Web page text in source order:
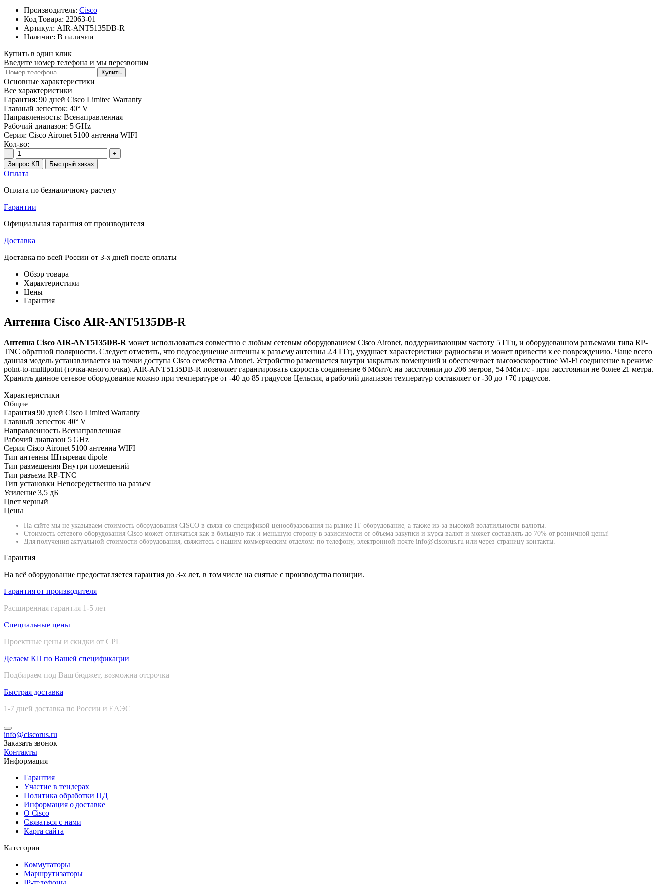
Производитель: Cisco
Код Товара: 22063-01
Артикул: AIR-ANT5135DB-R
Наличие: В наличии
Купить в один клик
Введите номер телефона и мы перезвоним
Купить
Основные характеристики
Все характеристики
Гарантия: 90 дней Cisco Limited Warranty
Главный лепесток: 40° V
Направленность: Всенаправленная
Рабочий диапазон: 5 GHz
Серия: Cisco Aironet 5100 антенна WIFI
Кол-во:
-
+
Запрос КП
Быстрый заказ
Оплата
Оплата по безналичному расчету
Гарантии
Официальная гарантия от производителя
Доставка
Доставка по всей России от 3-х дней после оплаты
Обзор товара
Характеристики
Цены
Гарантия
Антенна Cisco AIR-ANT5135DB-R
Антенна Cisco AIR-ANT5135DB-R может использоваться совместно с любым сетевым оборудованием Cisco Aironet, поддерживающим частоту 5 ГГц, и оборудованном разъемами типа RP-
TNC обратной полярности. Следует отметить, что подсоединение антенны к разъему антенны 2.4 ГГц, ухудшает характеристики радиосвязи и может привести к ее повреждению. Чаще всего
данная модель устанавливается на точки доступа Cisco семейства Aironet. Устройство размещается внутри закрытых помещений и обеспечивает высокоскоростное Wi-Fi соединение в режиме
point-to-multipoint (точка-многоточка). AIR-ANT5135DB-R позволяет гарантировать скорость соединение 6 Мбит/с на расстоянии до 206 метров, 54 Мбит/с - при расстоянии не более 21 метра.
Хранить данное сетевое оборудование можно при температуре от -40 до 85 градусов Цельсия, а рабочий диапазон температур составляет от -30 до +70 градусов.
Характеристики
Общие
Гарантия 90 дней Cisco Limited Warranty
Главный лепесток 40° V
Направленность Всенаправленная
Рабочий диапазон 5 GHz
Серия Cisco Aironet 5100 антенна WIFI
Тип антенны Штыревая dipole
Тип размещения Внутри помещений
Тип разъема RP-TNC
Тип установки Непосредственно на разъем
Усиление 3,5 дБ
Цвет черный
Цены
На сайте мы не указываем стоимость оборудования CISCO в связи со спецификой ценообразования на рынке IT оборудование, а также из-за высокой волатильности валюты.
Стоимость сетевого оборудования Cisco может отличаться как в большую так и меньшую сторону в зависимости от объема закупки и курса валют и может составлять до 70% от розничной цены!
Для получения актуальной стоимости оборудования, свяжитесь с нашим коммерческим отделом: по телефону, электронной почте info@ciscorus.ru или через страницу контакты.
Гарантия
На всё оборудование предоставляется гарантия до 3-х лет, в том числе на снятые с производства позиции.
Гарантия от производителя
Расширенная гарантия 1-5 лет
Специальные цены
Проектные цены и скидки от GPL
Делаем КП по Вашей спецификации
Подбираем под Ваш бюджет, возможна отсрочка
Быстрая доставка
1-7 дней доставка по России и ЕАЭС
info@ciscorus.ru
Заказать звонок
Контакты
Информация
Гарантия
Участие в тендерах
Политика обработки ПД
Информация о доставке
О Cisco
Связаться с нами
Карта сайта
Категории
Коммутаторы
Маршрутизаторы
IP-телефоны